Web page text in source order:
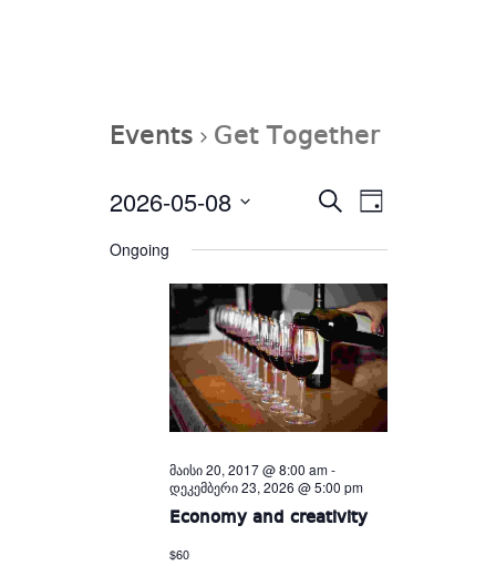
Events Get Together
Events
Search
and
Navigation
SEARCHEvent
Views
DAY
2026-05-08
Select
Ongoing
მაისი 20, 2017 @ 8:00 am-
დეკემბერი 23, 2026 @ 5:00 pm
Economy and creativity
$60